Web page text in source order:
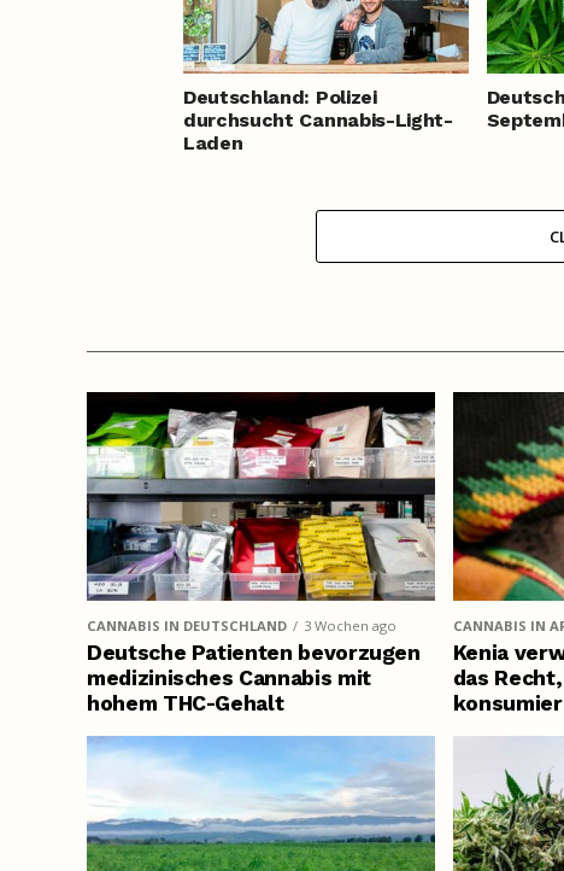
Deutschland: Polizei
durchsucht Cannabis-Light-
Laden
CANNABIS IN DEUTSCHLAND 3 Wochen ago
Deutsche Patienten bevorzugen
medizinisches Cannabis mit
hohem THC-Gehalt
CANNABIS IN
Kenia
das